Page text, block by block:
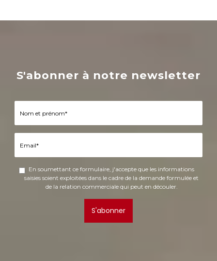
S'abonner à notre newsletter
En soumettant ce formulaire, j'accepte que les informations
saisies soient exploitées dans le cadre de la demande formulée et
de la relation commerciale qui peut en découler.
S'abonner